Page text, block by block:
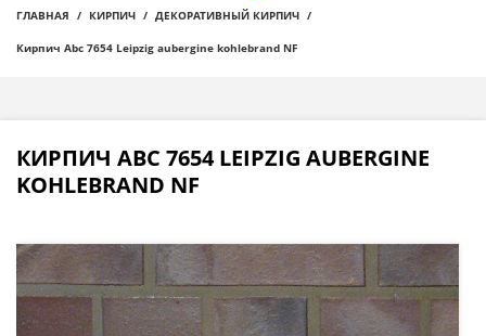
ГЛАВНАЯ КИРПИЧ ДЕКОРАТИВНЫЙ КИРПИЧ
Кирпич Abc 7654 Leipzig aubergine kohlebrand NF
КИРПИЧ ABC 7654 LEIPZIG AUBERGINE
KOHLEBRAND NF